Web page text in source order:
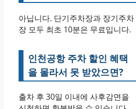
아닙니다. 단기주차장과 장기주차
장 모두 최초 10분은 무료입니다.
인천공항 주차 할인 혜택
을 몰라서 못 받았으면?
출차 후 30일 이내에 사후감면을